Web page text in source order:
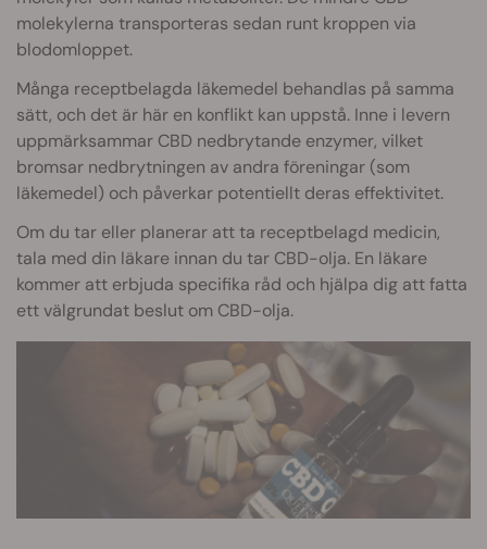
molekylerna transporteras sedan runt kroppen via
blodomloppet.
Många receptbelagda läkemedel behandlas på samma
sätt, och det är här en konflikt kan uppstå. Inne i levern
uppmärksammar CBD nedbrytande enzymer, vilket
bromsar nedbrytningen av andra föreningar (som
läkemedel) och påverkar potentiellt deras effektivitet.
Om du tar eller planerar att ta receptbelagd medicin,
tala med din läkare innan du tar CBD-olja. En läkare
kommer att erbjuda specifika råd och hjälpa dig att fatta
ett välgrundat beslut om CBD-olja.